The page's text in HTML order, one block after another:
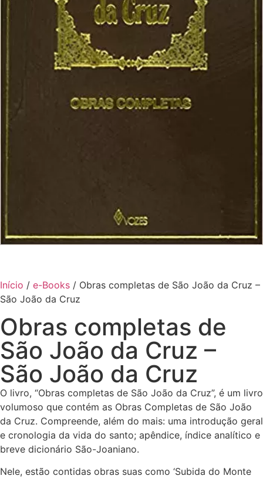
Início / e-Books / Obras completas de São João da Cruz –
São João da Cruz
Obras completas de
São João da Cruz –
São João da Cruz
O livro, “Obras completas de São João da Cruz”, é um livro
volumoso que contém as Obras Completas de São João
da Cruz. Compreende, além do mais: uma introdução geral
e cronologia da vida do santo; apêndice, índice analítico e
breve dicionário São-Joaniano.
Nele, estão contidas obras suas como ‘Subida do Monte